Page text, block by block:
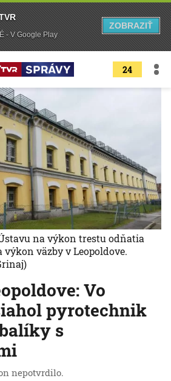
24
Vo
pyrotechnik
s
nepotvrdilo.
na výkon trestu odňatia
väzby v Leopoldove.
- V Google Play
ZOBRAZIŤ